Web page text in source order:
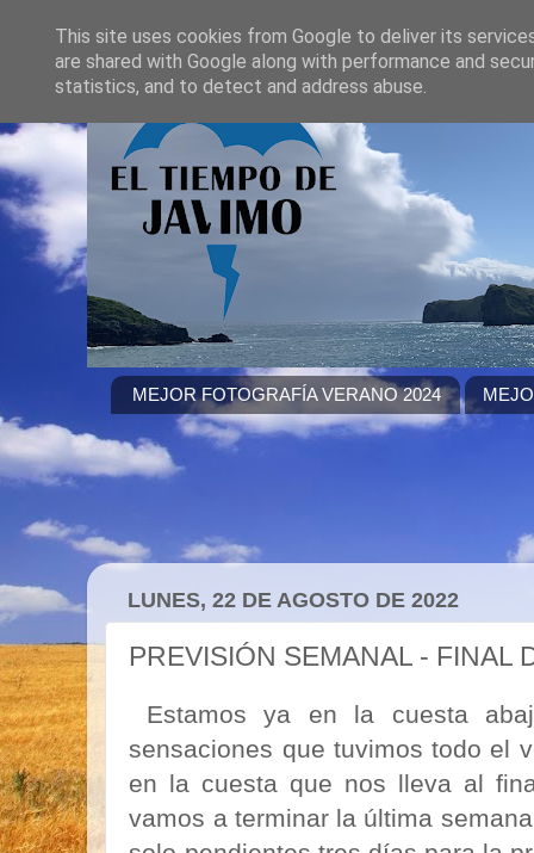
MEJOR FOTOGRAFÍA VERANO 2024
LUNES, 22 DE AGOSTO DE 2022
PREVISIÓN SEMANAL - FINAL
Estamos ya en la cuesta
sensaciones que tuvimos todo el
en la cuesta que nos lleva al
vamos a terminar la última
This site uses cookies from Google to deliver its
are shared with Google along with performance and
statistics, and to detect and address abuse.